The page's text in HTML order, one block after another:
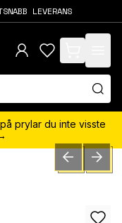
LEVERANS
items in cart,
på prylar du inte visste
PREVIOUSNEXT